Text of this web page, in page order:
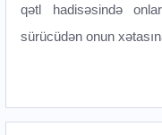
qətl hadisəsində
sürücüdən onun